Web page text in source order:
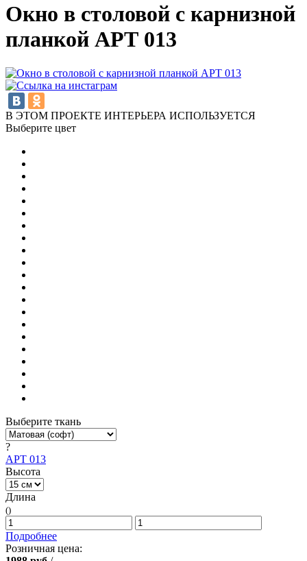
Окно в столовой с карнизной
планкой АРТ 013
В ЭТОМ ПРОЕКТЕ ИНТЕРЬЕРА ИСПОЛЬЗУЕТСЯ
Выберите цвет
Выберите ткань
?
АРТ 013
Высота
Длина
()
Подробнее
Розничная цена: